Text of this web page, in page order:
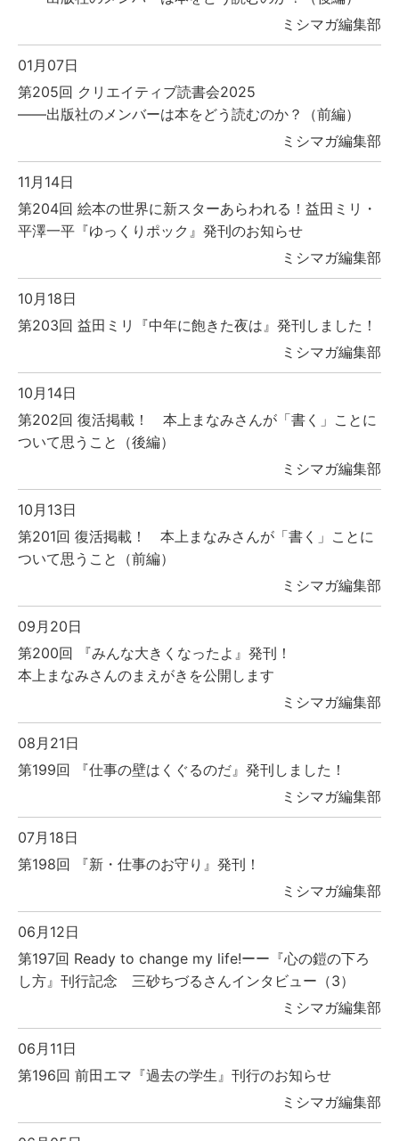
ミシマガ編集部
01月07日
第205回 クリエイティブ読書会2025
――出版社のメンバーは本をどう読むのか？（前編）
ミシマガ編集部
11月14日
第204回 絵本の世界に新スターあらわれる！益田ミリ・
平澤一平『ゆっくりポック』発刊のお知らせ
ミシマガ編集部
10月18日
第203回 益田ミリ『中年に飽きた夜は』発刊しました！
ミシマガ編集部
10月14日
第202回 復活掲載！ 本上まなみさんが「書く」ことに
ついて思うこと（後編）
ミシマガ編集部
10月13日
第201回 復活掲載！ 本上まなみさんが「書く」ことに
ついて思うこと（前編）
ミシマガ編集部
09月20日
第200回 『みんな大きくなったよ』発刊！
本上まなみさんのまえがきを公開します
ミシマガ編集部
08月21日
第199回 『仕事の壁はくぐるのだ』発刊しました！
ミシマガ編集部
07月18日
第198回 『新・仕事のお守り』発刊！
ミシマガ編集部
06月12日
第197回 Ready to change my life!ーー『心の鎧の下ろ
し方』刊行記念 三砂ちづるさんインタビュー（3）
ミシマガ編集部
06月11日
第196回 前田エマ『過去の学生』刊行のお知らせ
ミシマガ編集部